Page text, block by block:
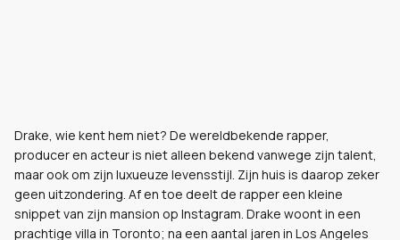
Drake, wie kent hem niet? De wereldbekende rapper,
producer en acteur is niet alleen bekend vanwege zijn talent,
maar ook om zijn luxueuze levensstijl. Zijn huis is daarop zeker
geen uitzondering. Af en toe deelt de rapper een kleine
snippet van zijn mansion op Instagram. Drake woont in een
prachtige villa in Toronto; na een aantal jaren in Los Angeles